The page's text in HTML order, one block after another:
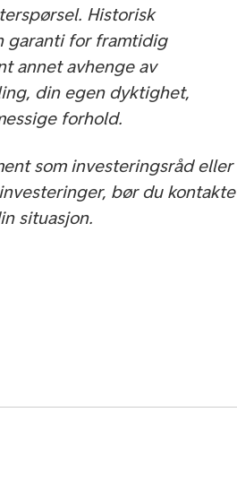
Historisk
garanti for framtidig
annet avhenge av
din egen dyktighet,
forhold.
som investeringsråd eller
bør du kontakte
situasjon.